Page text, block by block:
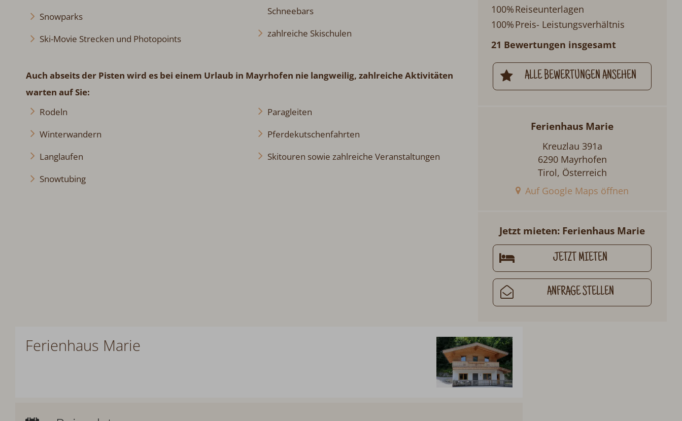
Snowparks
Ski-Movie Strecken und Photopoints
Schneebars
zahlreiche Skischulen
Auch abseits der Pisten wird es bei einem Urlaub in Mayrhofen nie langweilig, zahlreiche Aktivitäten
warten auf Sie:
Rodeln
Winterwandern
Langlaufen
Snowtubing
Paragleiten
Pferdekutschenfahrten
Skitouren sowie zahlreiche Veranstaltungen
100%Reiseunterlagen
100%Preis- Leistungsverhältnis
21 Bewertungen insgesamt
ALLE BEWERTUNGEN ANSEHEN
Ferienhaus Marie
Kreuzlau 391a
6290 Mayrhofen
Tirol, Österreich
Auf Google Maps öffnen
Jetzt mieten: Ferienhaus Marie
JETZT MIETEN
ANFRAGE STELLEN
Ferienhaus Marie